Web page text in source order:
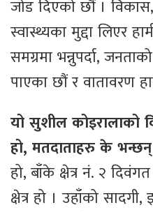
जोड दिएको छौं । विकास,
स्वास्थ्यका मुद्दा लिएर
समग्रमा भन्नुपर्दा,
पाएका छौं र वातावरण
यो सुशील कोइरालाको
हो, मतदाताहरु के
हो, बाँके क्षेत्र नं. २
क्षेत्र हो । उहाँको सादगी,